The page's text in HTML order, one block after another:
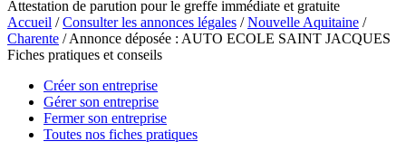
Attestation de parution pour le greffe immédiate et gratuite
Accueil /Consulter les annonces légales /Nouvelle Aquitaine /
Charente / Annonce déposée : AUTO ECOLE SAINT JACQUES
Fiches pratiques et conseils
Créer son entreprise
Gérer son entreprise
Fermer son entreprise
Toutes nos fiches pratiques